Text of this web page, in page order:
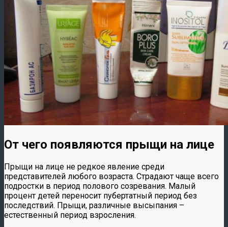
От чего появляются прыщи на лице
Прыщи на лице не редкое явление среди
представителей любого возраста. Страдают чаще всего
подростки в период полового созревания. Малый
процент детей переносит пубертатный период без
последствий. Прыщи, различные высыпания –
естественный период взросления.